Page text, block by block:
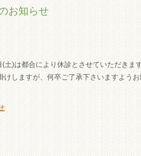
お知らせ
土)は都合により休診とさせていただきま
けしますが、何卒ご了承下さいますよう